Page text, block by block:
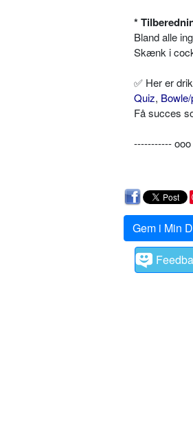
*
Bland alle
Skænk i
✅ Her er
Quiz,
Få succes
-----------
Gem i Min